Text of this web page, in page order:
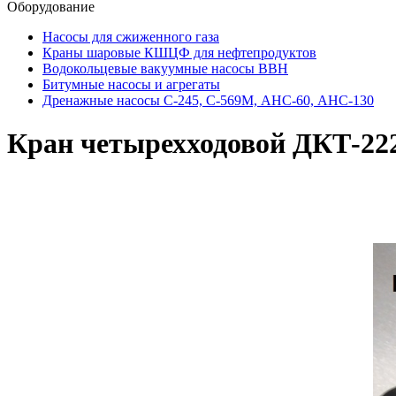
Оборудование
Насосы для сжиженного газа
Краны шаровые КШЦФ для нефтепродуктов
Водокольцевые вакуумные насосы ВВН
Битумные насосы и агрегаты
Дренажные насосы С-245, С-569М, АНС-60, АНС-130
Кран четырехходовой ДКТ-